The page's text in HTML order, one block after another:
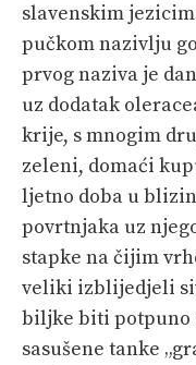
slavenskim
pučkom nazivlju
prvog naziva je
uz dodatak
krije, s mnogim
zeleni, domaći
ljetno doba u
povrtnjaka uz
stapke na čijim
veliki izblijedjeli
biljke biti potpuno
sasušene tanke